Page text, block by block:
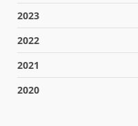
2023
2022
2021
2020